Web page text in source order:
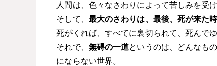
人間は、色々なさわりによって苦しみを受け
そして、 最大のさわりは、最後、死が来た
死がくれば、すべてに裏切られて、死んで
それで、 無碍の一道というのは、どんなも
にならない世界。